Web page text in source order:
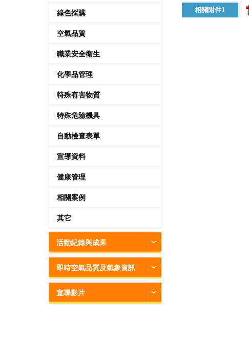
綠色採購
空氣品質
職業安全衛生
化學品管理
特殊有害物質
特殊危險機具
自動檢查表單
宣導資料
健康管理
相關案例
其它
活動紀錄與成果
即時空氣品質及氣象資訊
宣導影片
相關附件1